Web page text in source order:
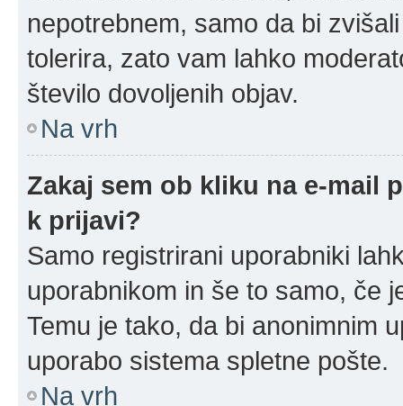
nepotrebnem, samo da bi
tolerira, zato vam lahko
število dovoljenih objav.
Na vrh
Zakaj sem ob kliku na e-mail
k prijavi?
Samo registrirani uporabniki
uporabnikom in še to samo, če
Temu je tako, da bi anonimnim
uporabo sistema spletne pošte.
Na vrh